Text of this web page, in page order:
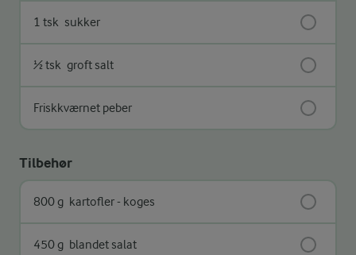
1 tsk sukker
½ tsk groft salt
Friskkværnet peber
Tilbehør
800 g kartofler - koges
450 g blandet salat